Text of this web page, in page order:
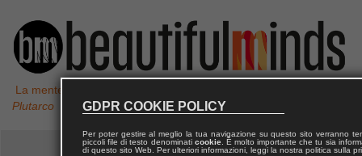
La mente non è un vaso da riempire, ma un fuoco da accendere,
Plutarco
GDPR COOKIE POLICY
Per poter gestire al meglio la tua navigazione su questo sito verranno
piccoli file di testo denominati cookie. È molto importante che tu sia
di questo sito Web. Per ulteriori informazioni, leggi la nostra politica sulla